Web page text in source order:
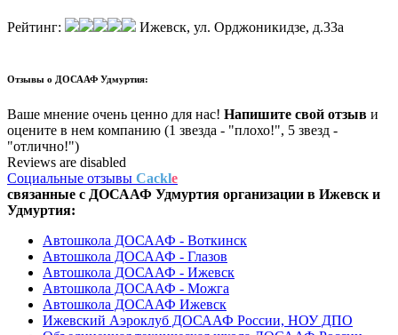
Рейтинг: Ижевск, ул. Орджоникидзе, д.33а
Отзывы о ДОСААФ Удмуртия:
Ваше мнение очень ценно для нас! Напишите свой отзыв и
оцените в нем компанию (1 звезда - "плохо!", 5 звезд -
"отлично!")
Reviews are disabled
Социальные отзывы Cackle
связанные с ДОСААФ Удмуртия организации в Ижевск и
Удмуртия:
Автошкола ДОСААФ - Воткинск
Автошкола ДОСААФ - Глазов
Автошкола ДОСААФ - Ижевск
Автошкола ДОСААФ - Можга
Автошкола ДОСААФ Ижевск
Ижевский Аэроклуб ДОСААФ России, НОУ ДПО